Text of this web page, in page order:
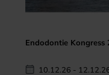
Endodontie Kongress
10.12.26 -